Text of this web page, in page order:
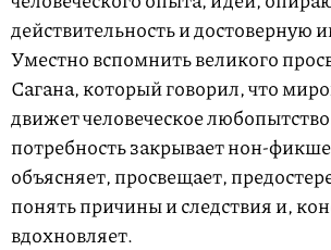
действительность и
Уместно вспомнить великого
Сагана, который говорил, что
движет человеческое
потребность закрывает нон-
объясняет, просвещает,
понять причины и следствия и,
вдохновляет.